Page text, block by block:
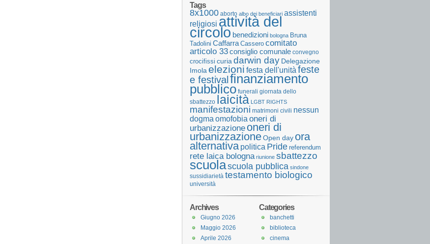
Tags
8x1000 aborto albo dei beneficiari assistenti
religiosi attività del
circolo benedizioni bologna Bruna
Tadolini Caffarra Cassero comitato
articolo 33consiglio comunale convegno
crocifissi curia darwin day Delegazione
Imola elezioni festa dell'unità feste
e festival finanziamento
pubblico funerali giornata dello
sbattezzo laicità LGBT RIGHTS
manifestazioni matrimoni civili nessun
dogma omofobia oneri di
urbanizzazione oneri di
urbanizzazioneOpen day ora
alternativa politica Pride referendum
rete laica bologna riunione sbattezzo
scuolascuola pubblica sindone
sussidiarietà testamento biologico
università
Categories
banchetti
biblioteca
cinema
Archives
Giugno 2026
Maggio 2026
Aprile 2026